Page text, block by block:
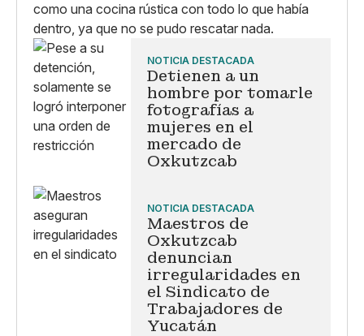
como una cocina rústica con todo lo que había
dentro, ya que no se pudo rescatar nada.
NOTICIA DESTACADA
Detienen a un
hombre por tomarle
fotografías a
mujeres en el
mercado de
Oxkutzcab
NOTICIA DESTACADA
Maestros de
Oxkutzcab
denuncian
irregularidades en
el Sindicato de
Trabajadores de
Yucatán